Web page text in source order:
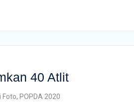
40 Atlit
Foto, POPDA 2020